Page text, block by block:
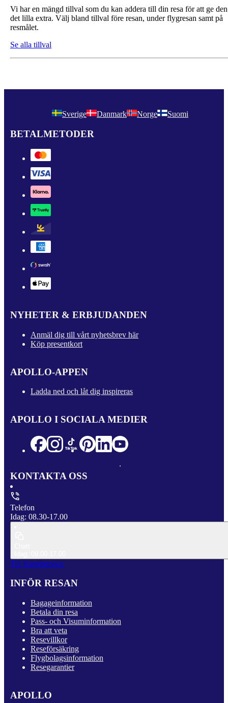
Vi har en mängd tillval som du kan addera till din resa för att ge den
det lilla extra. Välj bland tillval före resan, under flygresan samt på
resmålet.
Se alla tillval
Sverige Danmark Norge Suomi
BETALMETODER
NYHETER & ERBJUDANDEN
Anmäl dig till vårt nyhetsbrev här
Köp presentkort
APOLLO-APPEN
Ladda ned och låt dig inspireras
APOLLO I SOCIALA MEDIER
KONTAKTA OSS
Telefon
Idag: 08.30-17.00
Till Kundservice
INFÖR RESAN
Bagageinformation
Betala din resa
Pass- och Visuminformation
Bra att veta
Resevillkor
Reseförsäkring
Flygbolagsinformation
Resegarantier
APOLLO